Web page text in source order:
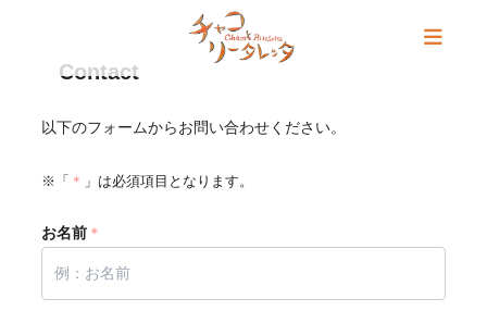
Contact
以下のフォームからお問い合わせください。
※「 ＊ 」は必須項目となります。
お名前 ＊